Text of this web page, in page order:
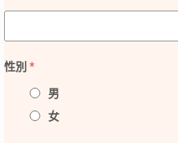
性別 *
男
女